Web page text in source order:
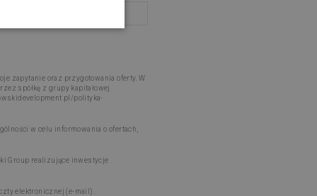
zapytanie oraz przygotowania oferty. W
spółkę z grupy kapitałowej
polityka-
w celu informowania o ofertach,
Group realizujące inwestycje
elektronicznej (e-mail).